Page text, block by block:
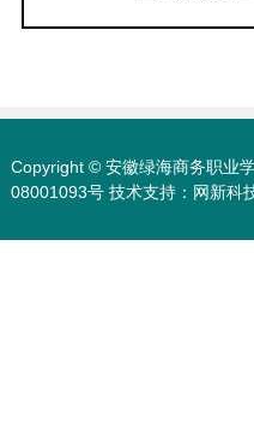
Copyright © 安徽绿海商务职业
08001093号技术支持： 网新科